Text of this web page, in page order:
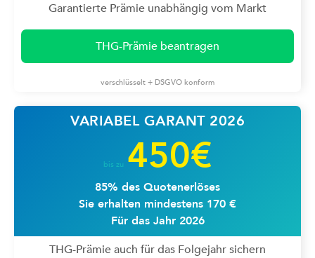
Garantierte Prämie unabhängig vom Markt
THG-Prämie beantragen
verschlüsselt + DSGVO konform
VARIABEL GARANT 2026
bis zu450€
85% des Quotenerlöses
Sie erhalten mindestens 170 €
Für das Jahr 2026
THG-Prämie auch für das Folgejahr sichern